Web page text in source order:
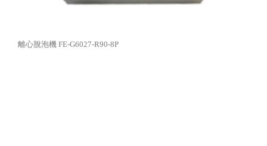
離心脫泡機 FE-G6027-R90-8P